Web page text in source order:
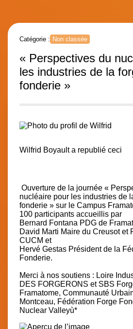
Catégorie : Non classée
« Perspectives du
les industries de la
fonderie »
Wilfrid Boyaulta republié ceci
Ouverture de la journée «
nucléaire pour les industries de
fonderie » sur le Campus
100 participants accueillis par
Bernard Fontana PDG de
David Marti Maire du Creusot et
CUCM et
Hervé Gestas Président de la
Fonderie.
Merci à nos soutiens : Loire
DES FORGERONS et SBS
Framatome, Communauté
Montceau, Fédération Forge
Nuclear Valleyù*